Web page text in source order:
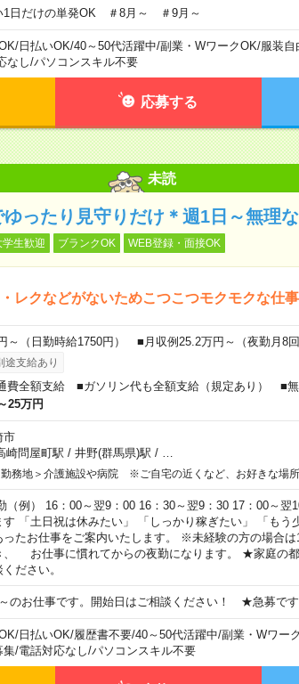
1日だけの単発OK ＃8月～ ＃9月～
/日払いOK/40～50代活躍中/副業・WワークOK/服装自
なし/パソコンスキル不要
応募する
未読
ったり見守りだけ＊週1日～無理
学生歓迎 ブランクOK WEB登録・面接OK
レクなどがないためこつこつモクモクな仕
～（日勤時給1750円） ■月収例25.2万円～（夜勤月8回
途支給あり
費全額支給 ■ガソリン代も全額支給（規定あり） ■無
25万円
市
崎問屋町駅 / 井野(群馬県)駅 /
勤務地＞介護施設や病院 ※ご自宅の近くなど、お好きな場所
（例） 16：00～翌9：00 16：30～翌9：30 17：00～
す 「土日祝は休みたい」 「しっかり稼ぎたい」 「もう
ったお仕事をご案内いたします。 ※未経験の方の場合
、 お仕事に慣れてからの夜勤になります。 ★家庭の
ださい。
のお仕事です。開始日はご相談ください！ ★急募です
/日払いOK/履歴書不要/40～50代活躍中/副業・Wワー
集/電話対応なし/パソコンスキル不要